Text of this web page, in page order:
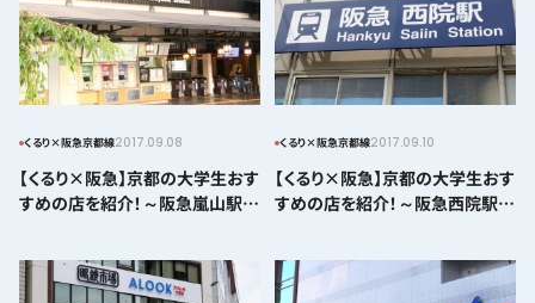
くるり×阪急京都線2017.09.08
【くるり×阪急】京都の大学生おす
すめの店を紹介！～阪急嵐山駅エ
くるり×阪急京都線2017.09.10
【くるり×阪急】京都の大学生おす
すめの店を紹介！～阪急西院駅エ